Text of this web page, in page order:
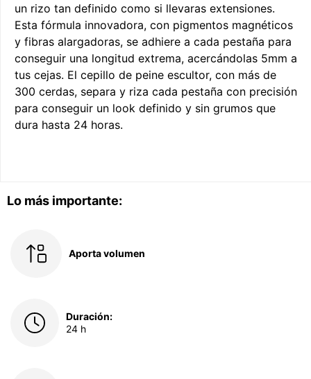
Lo más importante:
Aporta volumen
Duración:
24 h
un rizo tan definido como si llevaras extensiones.
Esta fórmula innovadora, con pigmentos magnéticos
y fibras alargadoras, se adhiere a cada pestaña para
conseguir una longitud extrema, acercándolas 5mm a
tus cejas. El cepillo de peine escultor, con más de
300 cerdas, separa y riza cada pestaña con precisión
para conseguir un look definido y sin grumos que
dura hasta 24 horas.